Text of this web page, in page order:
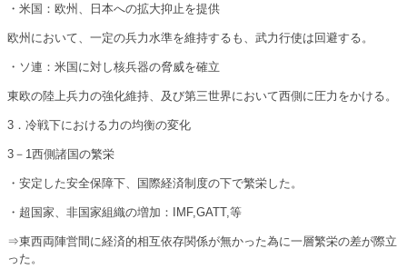
・米国：欧州、日本への拡大抑止を提供
欧州において、一定の兵力水準を維持するも、武力行使は回避する。
・ソ連：米国に対し核兵器の脅威を確立
東欧の陸上兵力の強化維持、及び第三世界において西側に圧力をかける。
3．冷戦下における力の均衡の変化
3－1西側諸国の繁栄
・安定した安全保障下、国際経済制度の下で繁栄した。
・超国家、非国家組織の増加：IMF,GATT,等
⇒東西両陣営間に経済的相互依存関係が無かった為に一層繁栄の差が際立
った。